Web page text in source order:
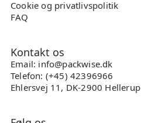
Cookie og privatlivspolitik
FAQ
Kontakt os
Email: info@packwise.dk
Telefon: (+45) 42396966
Ehlersvej 11, DK-2900 Hellerup